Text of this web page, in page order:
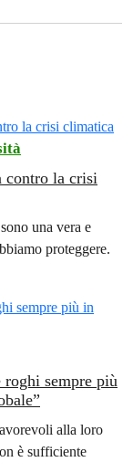
contro la crisi
una vera e
proteggere.
roghi sempre più
alla loro
è sufficiente